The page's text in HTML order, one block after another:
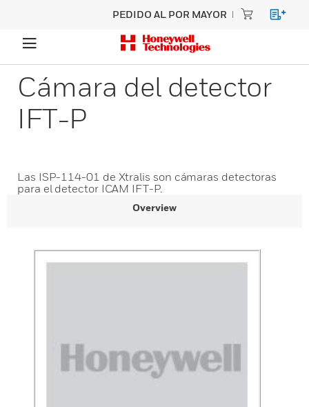
PEDIDO AL POR MAYOR
Cámara del detector
IFT-P
Las ISP-114-01 de Xtralis son cámaras detectoras
para el detector ICAM IFT-P.
Overview